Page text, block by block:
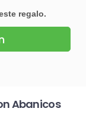
regalo.
Abanicos